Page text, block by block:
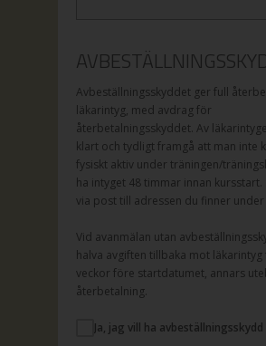
Avbeställningsskyddet ger full
läkarintyg, med avdrag för
återbetalningsskyddet. Av
klart och tydligt framgå att man inte
fysiskt aktiv under träningen/
ha intyget 48 timmar innan kursstart.
via post till adressen du finner
Vid avanmälan utan
halva avgiften tillbaka mot
veckor före startdatumet, annars
återbetalning.
Ja, jag vill ha avbeställningsskydd